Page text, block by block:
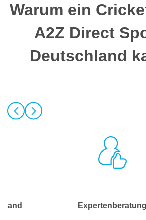
Warum ein
A2Z Direct
Deutschland
Expertenberatung